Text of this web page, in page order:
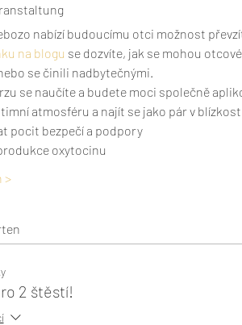
nabízí budoucímu otci možnost
na blogu se dozvíte, jak se mohou
se činili nadbytečnými.
se naučíte a budete moci společně
atmosféru a najít se jako pár v
pocit bezpečí a podpory
oxytocinu
>
2 štěstí!